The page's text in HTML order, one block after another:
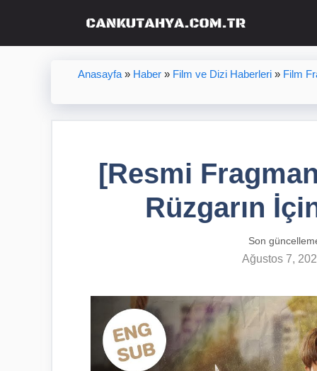
Anasayfa » Haber » Film ve Dizi Haberleri » Film
[Resmi
Rüzgarın
Son
Ağustos 7,